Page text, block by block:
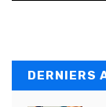
DERNIERS